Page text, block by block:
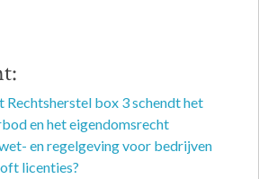
Rechtsherstel box 3 schendt het
en het eigendomsrecht
en regelgeving voor bedrijven
licenties?